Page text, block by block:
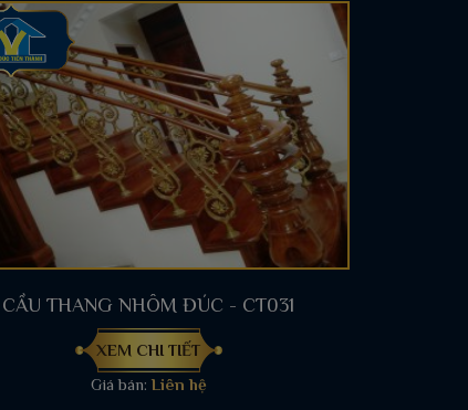
CẦU THANG NHÔM ĐÚC - CT031
XEM CHI TIẾT
Giá bán: Liên hệ